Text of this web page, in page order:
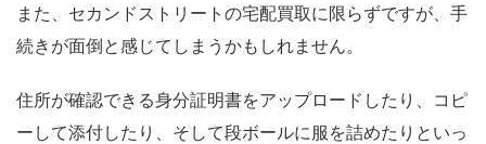
また、セカンドストリートの宅配買取に限らずですが、手
続きが面倒と感じてしまうかもしれません。
住所が確認できる身分証明書をアップロードしたり、コピ
ーして添付したり、そして段ボールに服を詰めたりといっ